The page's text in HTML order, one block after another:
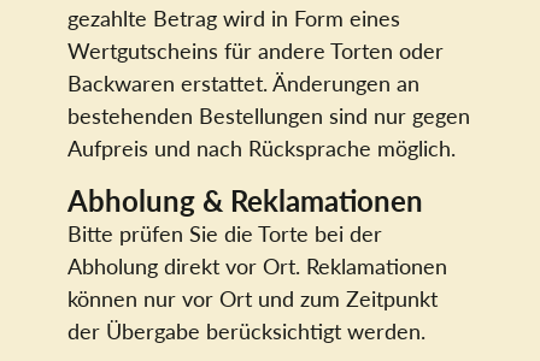
gezahlte Betrag wird in Form eines
Wertgutscheins für andere Torten oder
Backwaren erstattet. Änderungen an
bestehenden Bestellungen sind nur gegen
Aufpreis und nach Rücksprache möglich.
Abholung & Reklamationen
Bitte prüfen Sie die Torte bei der
Abholung direkt vor Ort. Reklamationen
können nur vor Ort und zum Zeitpunkt
der Übergabe berücksichtigt werden.